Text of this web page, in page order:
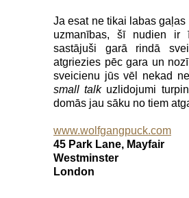
Ja esat ne tikai labas
uzmanības, šī nudien ir
sastājuši garā rindā
atgriezies pēc gara un
sveicienu jūs vēl nekad
small talkuzlidojumi
domās jau sāku no tiem
www.wolfgangpuck.com
45 Park Lane, Mayfair
Westminster
London